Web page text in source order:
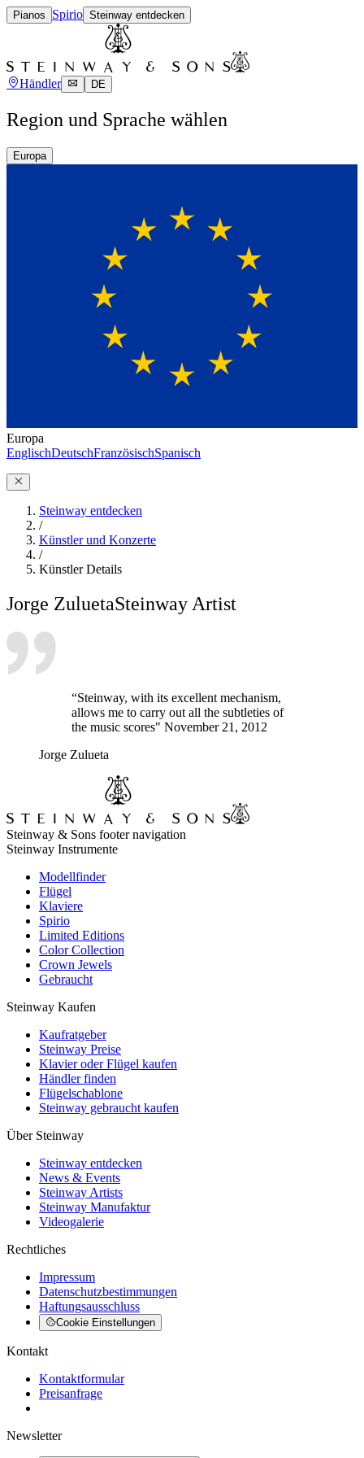
Pianos Spirio Steinway entdecken
Händler DE
Region und Sprache wählen
Europa
Europa
EnglischDeutschFranzösischSpanisch
Steinway entdecken
/
Künstler und Konzerte
/
Künstler Details
Jorge ZuluetaSteinway Artist
“Steinway, with its excellent mechanism,
allows me to carry out all the subtleties of
the music scores" November 21, 2012
Jorge Zulueta
Steinway & Sons footer navigation
Steinway Instrumente
Modellfinder
Flügel
Klaviere
Spirio
Limited Editions
Color Collection
Crown Jewels
Gebraucht
Steinway Kaufen
Kaufratgeber
Steinway Preise
Klavier oder Flügel kaufen
Händler finden
Flügelschablone
Steinway gebraucht kaufen
Über Steinway
Steinway entdecken
News & Events
Steinway Artists
Steinway Manufaktur
Videogalerie
Rechtliches
Impressum
Datenschutzbestimmungen
Haftungsausschluss
Cookie Einstellungen
Kontakt
Kontaktformular
Preisanfrage
Newsletter